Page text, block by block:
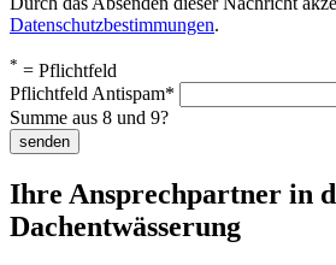
Datenschutzbestimmungen.
* = Pflichtfeld
Pflichtfeld Antispam*
Summe aus 8 und 9?
senden
Ihre Ansprechpartner in
Dachentwässerung